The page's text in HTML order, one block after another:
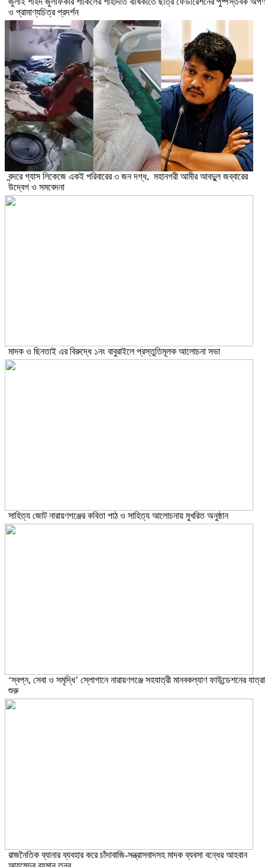
ও প্রামাণ্যচিত্র প্রদর্শন
বন্দরে গ্যাস লিকেজে একই পরিবারের ৩ জন দগ্ধ, মহানগরী আমীর আবদুুল জব্বারের
উদ্বেগ ও সমবেদনা
মাদক ও ছিনতাই এর বিরুদ্ধে ১নং বাবুরাইলে প্রস্তুতিমূলক আলোচনা সভা
সাহিত্য জোট নারায়ণগঞ্জের কবিতা পাঠ ও সাহিত্য আলোচনায় মুখরিত অনুষ্ঠান
‘স্বপ্ন, সেবা ও সমৃদ্ধি’ স্লোগানে নারায়ণগঞ্জে সহযাত্রী মানবকল্যাণ ফাউন্ডেশনের যাত্রা
শুরু
রাজনৈতিক ব্যানার ব্যবহার করে চাঁদাবাজি-সন্ত্রাসবাদসহ মাদক ব্যবসা বন্ধের আহবান